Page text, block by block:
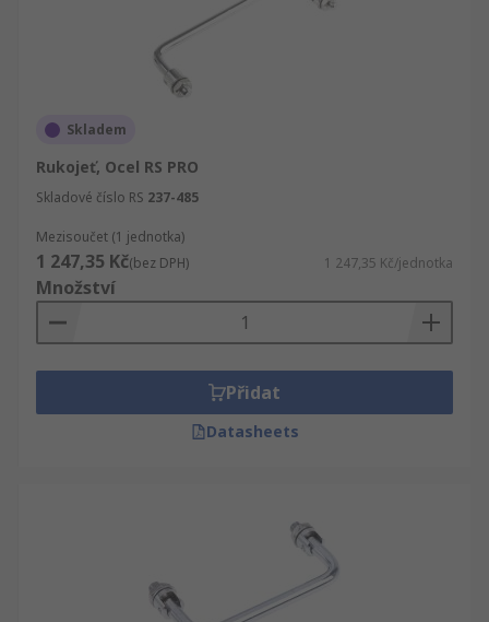
Skladem
Rukojeť, Ocel RS PRO
Skladové číslo RS 237-485
Mezisoučet (1 jednotka)
1 247,35 Kč(bez DPH) 1 247,35 Kč/jednotka
Množství
Přidat
Datasheets